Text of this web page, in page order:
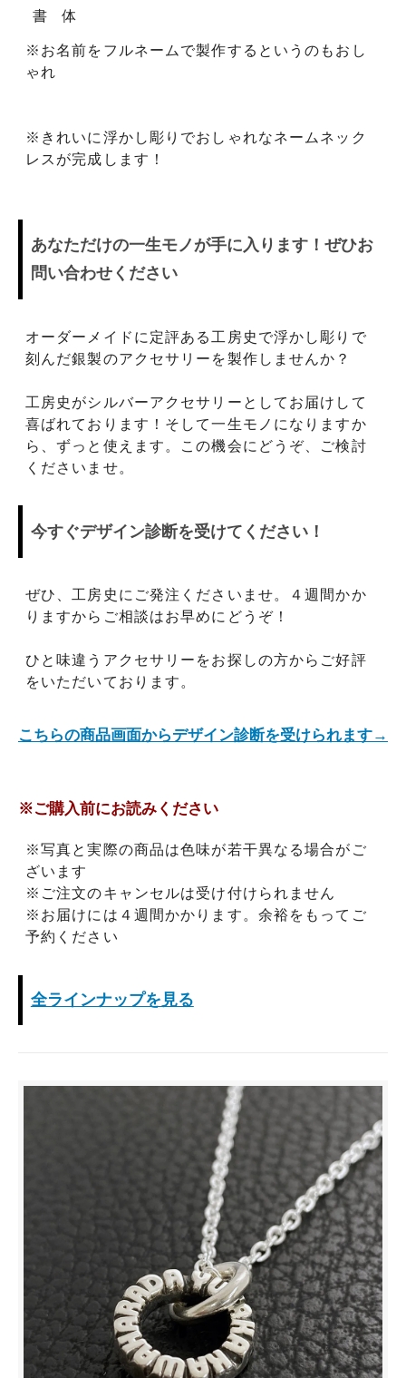
書 体
※お名前をフルネームで製作するというのもおし
ゃれ
※きれいに浮かし彫りでおしゃれなネームネック
レスが完成します！
あなただけの一生モノが手に入ります！ぜひお
問い合わせください
オーダーメイドに定評ある工房史で浮かし彫りで
刻んだ銀製のアクセサリーを製作しませんか？
工房史がシルバーアクセサリーとしてお届けして
喜ばれております！そして一生モノになりますか
ら、ずっと使えます。この機会にどうぞ、ご検討
くださいませ。
今すぐデザイン診断を受けてください！
ぜひ、工房史にご発注くださいませ。４週間かか
りますからご相談はお早めにどうぞ！
ひと味違うアクセサリーをお探しの方からご好評
をいただいております。
こちらの商品画面からデザイン診断を受けられます→
※ご購入前にお読みください
※写真と実際の商品は色味が若干異なる場合がご
ざいます
※ご注文のキャンセルは受け付けられません
※お届けには４週間かかります。余裕をもってご
予約ください
全ラインナップを見る